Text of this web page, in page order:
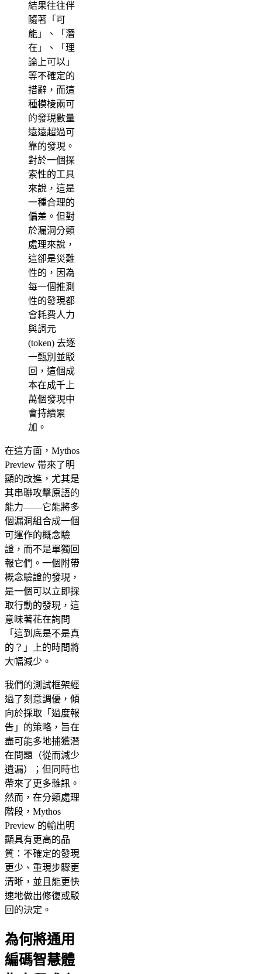
結果往往伴
隨著「可
能」、「潛
在」、「理
論上可以」
等不確定的
措辭，而這
種模棱兩可
的發現數量
遠遠超過可
靠的發現。
對於一個探
索性的工具
來說，這是
一種合理的
偏差。但對
於漏洞分類
處理來說，
這卻是災難
性的，因為
每一個推測
性的發現都
會耗費人力
與詞元
(token) 去逐
一甄別並駁
回，這個成
本在成千上
萬個發現中
會持續累
加。
在這方面，Mythos
Preview 帶來了明
顯的改進，尤其是
其串聯攻擊原語的
能力——它能將多
個漏洞組合成一個
可運作的概念驗
證，而不是單獨回
報它們。一個附帶
概念驗證的發現，
是一個可以立即採
取行動的發現，這
意味著花在詢問
「這到底是不是真
的？」上的時間將
大幅減少。
我們的測試框架經
過了刻意調優，傾
向於採取「過度報
告」的策略，旨在
盡可能多地捕獲潛
在問題（從而減少
遺漏）；但同時也
帶來了更多雜訊。
然而，在分類處理
階段，Mythos
Preview 的輸出明
顯具有更高的品
質：不確定的發現
更少、重現步驟更
清晰，並且能更快
速地做出修復或駁
回的決定。
為何將通用
編碼智慧體